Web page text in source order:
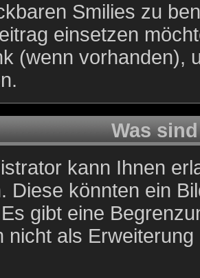
Smilies zu
einsetzen
(wenn vorhanden),
Was
kann Ihnen
Diese könnten ein
gibt eine
nicht als